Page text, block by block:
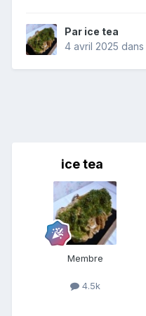
Par ice tea
4 avril 2025 dans
ice tea
Membre
4.5k